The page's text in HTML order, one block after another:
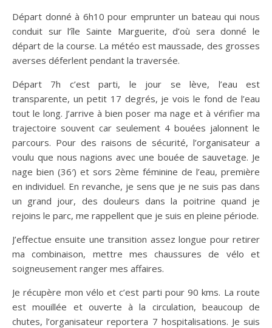
Départ donné à 6h10 pour emprunter un bateau qui nous
conduit sur l’île Sainte Marguerite, d’où sera donné le
départ de la course. La météo est maussade, des grosses
averses déferlent pendant la traversée.
Départ 7h c’est parti, le jour se lève, l’eau est
transparente, un petit 17 degrés, je vois le fond de l’eau
tout le long. J’arrive à bien poser ma nage et à vérifier ma
trajectoire souvent car seulement 4 bouées jalonnent le
parcours. Pour des raisons de sécurité, l’organisateur a
voulu que nous nagions avec une bouée de sauvetage. Je
nage bien (36′) et sors 2ème féminine de l’eau, première
en individuel. En revanche, je sens que je ne suis pas dans
un grand jour, des douleurs dans la poitrine quand je
rejoins le parc, me rappellent que je suis en pleine période.
J’effectue ensuite une transition assez longue pour retirer
ma combinaison, mettre mes chaussures de vélo et
soigneusement ranger mes affaires.
Je récupère mon vélo et c’est parti pour 90 kms. La route
est mouillée et ouverte à la circulation, beaucoup de
chutes, l’organisateur reportera 7 hospitalisations. Je suis